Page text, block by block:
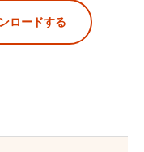
ロードする